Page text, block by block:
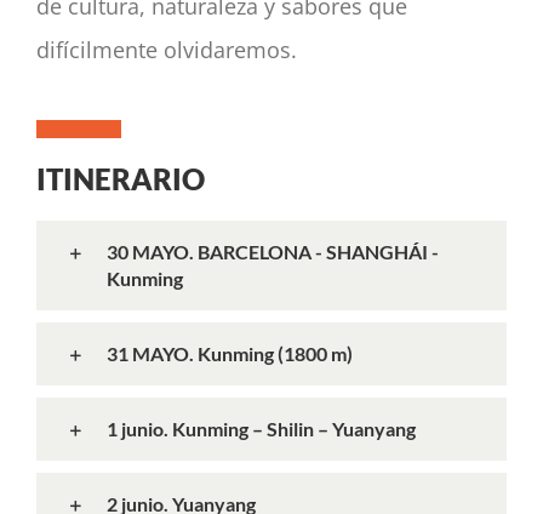
difícilmente olvidaremos.
ITINERARIO
30 MAYO. BARCELONA - SHANGHÁI -
Kunming
31 MAYO. Kunming (1800 m)
1 junio. Kunming – Shilin – Yuanyang
2 junio. Yuanyang